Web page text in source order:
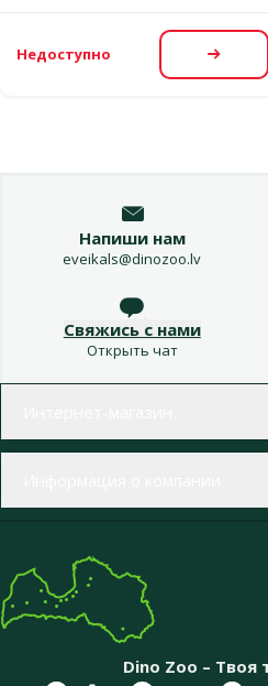
Недоступно
Напиши нам
eveikals@dinozoo.lv
Свяжись с нами
Открыть чат
Dino Zoo – Твоя